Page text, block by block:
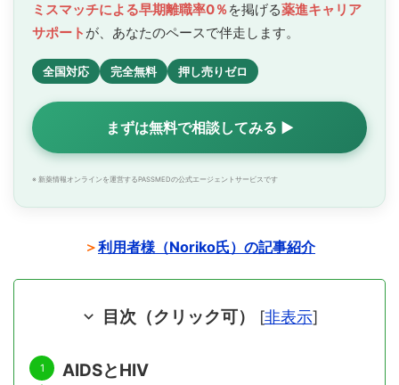
ミスマッチによる早期離職率0％を掲げる薬進キャリア
サポート が、あなたのペースで伴走します。
全国対応 完全無料 押し売りゼロ
まずは無料で相談してみる ▶
※ 新薬情報オンラインを運営するPASSMEDの公式エージェントサービスです
＞利用者様（Noriko氏）の記事紹介
目次（クリック可） [非表示]
AIDSとHIV